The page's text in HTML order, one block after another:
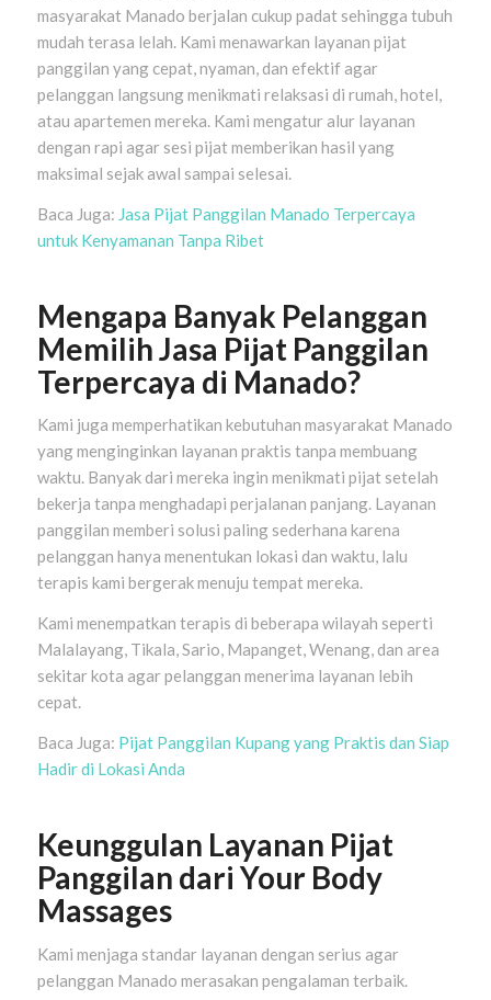
masyarakat Manado berjalan cukup padat sehingga tubuh
mudah terasa lelah. Kami menawarkan layanan pijat
panggilan yang cepat, nyaman, dan efektif agar
pelanggan langsung menikmati relaksasi di rumah, hotel,
atau apartemen mereka. Kami mengatur alur layanan
dengan rapi agar sesi pijat memberikan hasil yang
maksimal sejak awal sampai selesai.
Baca Juga: Jasa Pijat Panggilan Manado Terpercaya
untuk Kenyamanan Tanpa Ribet
Mengapa Banyak Pelanggan
Memilih Jasa Pijat Panggilan
Terpercaya di Manado?
Kami juga memperhatikan kebutuhan masyarakat Manado
yang menginginkan layanan praktis tanpa membuang
waktu. Banyak dari mereka ingin menikmati pijat setelah
bekerja tanpa menghadapi perjalanan panjang. Layanan
panggilan memberi solusi paling sederhana karena
pelanggan hanya menentukan lokasi dan waktu, lalu
terapis kami bergerak menuju tempat mereka.
Kami menempatkan terapis di beberapa wilayah seperti
Malalayang, Tikala, Sario, Mapanget, Wenang, dan area
sekitar kota agar pelanggan menerima layanan lebih
cepat.
Baca Juga: Pijat Panggilan Kupang yang Praktis dan Siap
Hadir di Lokasi Anda
Keunggulan Layanan Pijat
Panggilan dari Your Body
Massages
Kami menjaga standar layanan dengan serius agar
pelanggan Manado merasakan pengalaman terbaik.